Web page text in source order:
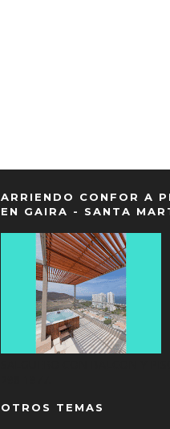
ARRIENDO CONFOR A
EN GAIRA - SANTA
OTROS TEMAS